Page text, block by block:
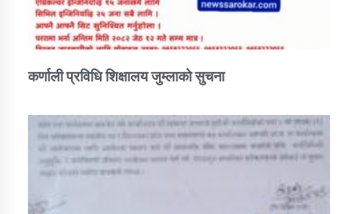
कर्णाली प्रविधि शिक्षालय जुम्लाको सुचना